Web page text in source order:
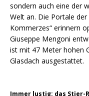
sondern auch eine der
Welt an. Die Portale
Kommerzes“ erinnern
Giuseppe Mengoni
ist mit 47 Meter hohen
Glasdach ausgestattet.
Immer lustig: das Stier-